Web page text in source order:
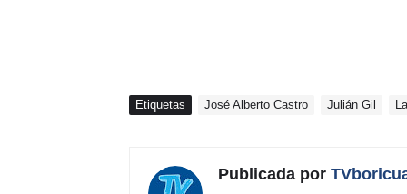
Etiquetas José Alberto Castro Julián Gil
Publicada por